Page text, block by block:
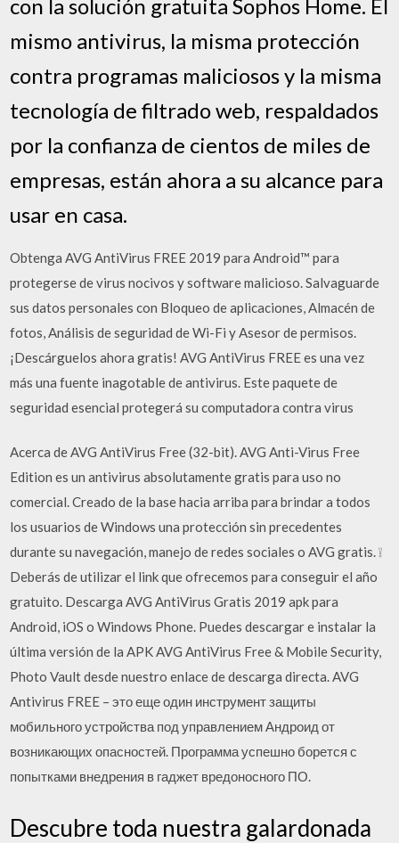
con la solución gratuita Sophos Home. El
mismo antivirus, la misma protección
contra programas maliciosos y la misma
tecnología de filtrado web, respaldados
por la confianza de cientos de miles de
empresas, están ahora a su alcance para
usar en casa.
Obtenga AVG AntiVirus FREE 2019 para Android™ para
protegerse de virus nocivos y software malicioso. Salvaguarde
sus datos personales con Bloqueo de aplicaciones, Almacén de
fotos, Análisis de seguridad de Wi-Fi y Asesor de permisos.
¡Descárguelos ahora gratis! AVG AntiVirus FREE es una vez
más una fuente inagotable de antivirus. Este paquete de
seguridad esencial protegerá su computadora contra virus
Acerca de AVG AntiVirus Free (32-bit). AVG Anti-Virus Free
Edition es un antivirus absolutamente gratis para uso no
comercial. Creado de la base hacia arriba para brindar a todos
los usuarios de Windows una protección sin precedentes
durante su navegación, manejo de redes sociales o AVG gratis. ❕
Deberás de utilizar el link que ofrecemos para conseguir el año
gratuito. Descarga AVG AntiVirus Gratis 2019 apk para
Android, iOS o Windows Phone. Puedes descargar e instalar la
última versión de la APK AVG AntiVirus Free & Mobile Security,
Photo Vault desde nuestro enlace de descarga directa. AVG
Antivirus FREE – это еще один инструмент защиты
мобильного устройства под управлением Андроид от
возникающих опасностей. Программа успешно борется с
попытками внедрения в гаджет вредоносного ПО.
Descubre toda nuestra galardonada